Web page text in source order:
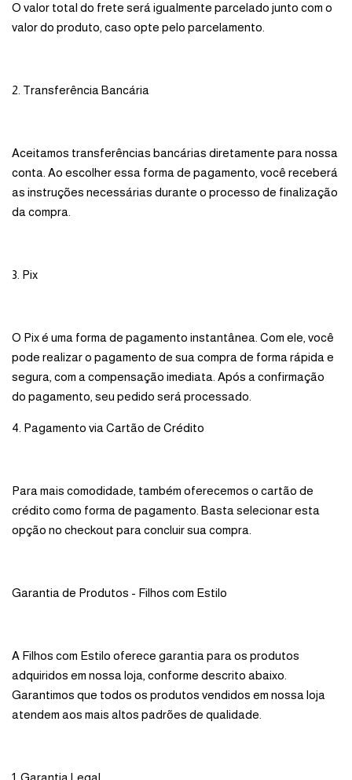
O valor total do frete será igualmente parcelado junto com o
valor do produto, caso opte pelo parcelamento.
2. Transferência Bancária
Aceitamos transferências bancárias diretamente para nossa
conta. Ao escolher essa forma de pagamento, você receberá
as instruções necessárias durante o processo de finalização
da compra.
3. Pix
O Pix é uma forma de pagamento instantânea. Com ele, você
pode realizar o pagamento de sua compra de forma rápida e
segura, com a compensação imediata. Após a confirmação
do pagamento, seu pedido será processado.
4. Pagamento via Cartão de Crédito
Para mais comodidade, também oferecemos o cartão de
crédito como forma de pagamento. Basta selecionar esta
opção no checkout para concluir sua compra.
Garantia de Produtos - Filhos com Estilo
A Filhos com Estilo oferece garantia para os produtos
adquiridos em nossa loja, conforme descrito abaixo.
Garantimos que todos os produtos vendidos em nossa loja
atendem aos mais altos padrões de qualidade.
1. Garantia Legal